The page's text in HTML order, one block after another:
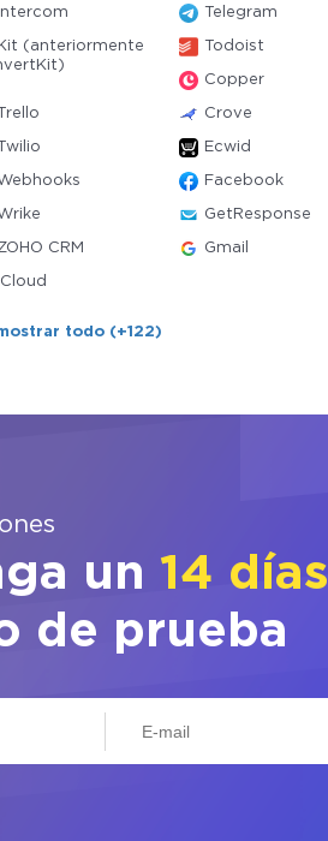
Intercom Telegram
Kit (anteriormente
Todoist
Copper
Trello Crove
Twilio Ecwid
Facebook
GetResponse
CRM Gmail
todo (+122)
un 14 días
de prueba